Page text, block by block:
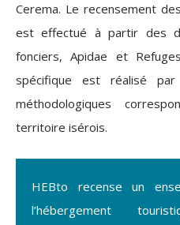
Cerema. Le recensement
est effectué à partir des
fonciers, Apidae et
spécifique est réalisé par
méthodologiques
territoire isérois.
HEBto recense un
l’hébergement